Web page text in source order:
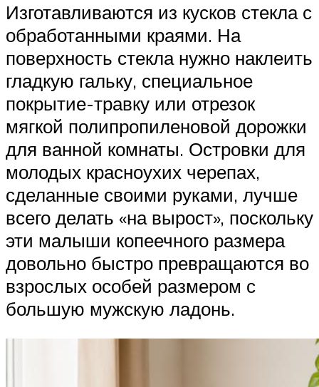
Изготавливаются из кусков стекла с
обработанными краями. На
поверхность стекла нужно наклеить
гладкую гальку, специальное
покрытие-травку или отрезок
мягкой полипропиленовой дорожки
для ванной комнаты. Островки для
молодых красноухих черепах,
сделанные своими руками, лучше
всего делать «на вырост», поскольку
эти малыши копеечного размера
довольно быстро превращаются во
взрослых особей размером с
большую мужскую ладонь.